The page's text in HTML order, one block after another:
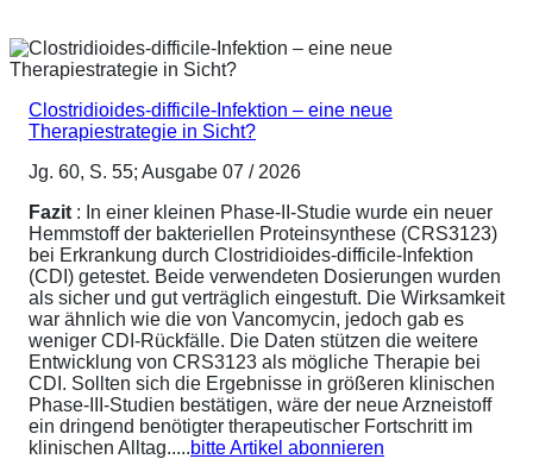
Clostridioides-difficile-Infektion – eine neue
Therapiestrategie in Sicht?
Jg. 60, S. 55; Ausgabe 07 / 2026
Fazit : In einer kleinen Phase-II-Studie wurde ein neuer
Hemmstoff der bakteriellen Proteinsynthese (CRS3123)
bei Erkrankung durch Clostridioides-difficile-Infektion
(CDI) getestet. Beide verwendeten Dosierungen wurden
als sicher und gut verträglich eingestuft. Die Wirksamkeit
war ähnlich wie die von Vancomycin, jedoch gab es
weniger CDI-Rückfälle. Die Daten stützen die weitere
Entwicklung von CRS3123 als mögliche Therapie bei
CDI. Sollten sich die Ergebnisse in größeren klinischen
Phase-III-Studien bestätigen, wäre der neue Arzneistoff
ein dringend benötigter therapeutischer Fortschritt im
klinischen Alltag.....bitte Artikel abonnieren